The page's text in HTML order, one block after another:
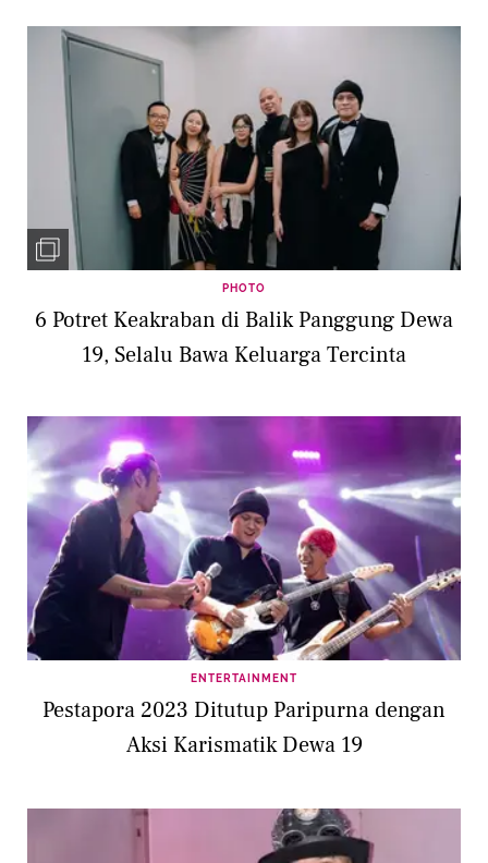
PHOTO
6 Potret Keakraban di Balik Panggung Dewa
19, Selalu Bawa Keluarga Tercinta
ENTERTAINMENT
Pestapora 2023 Ditutup Paripurna dengan
Aksi Karismatik Dewa 19